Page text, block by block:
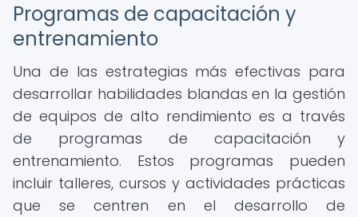
Programas de capacitación y
entrenamiento
Una de las estrategias más efectivas para
desarrollar habilidades blandas en la gestión
de equipos de alto rendimiento es a través
de programas de capacitación y
entrenamiento. Estos programas pueden
incluir talleres, cursos y actividades prácticas
que se centren en el desarrollo de